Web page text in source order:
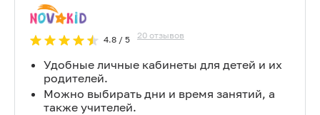
4.8/ 5 20 отзывов
Удобные личные кабинеты для детей и их
родителей.
Можно выбирать дни и время занятий, а
также учителей.